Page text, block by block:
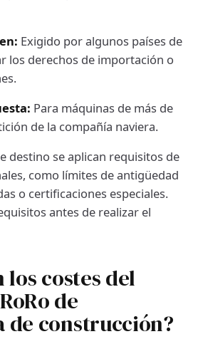
Exigido por algunos países de
los derechos de importación o
Para máquinas de más de
de la compañía naviera.
destino se aplican requisitos de
como límites de antigüedad
o certificaciones especiales.
antes de realizar el
los costes del
de
construcción?